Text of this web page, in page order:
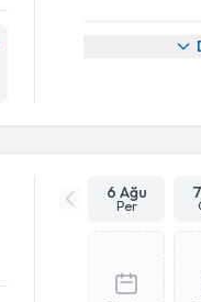
6 Ağu
Per